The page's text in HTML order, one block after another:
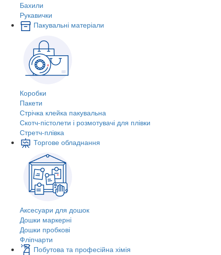
Бахили
Рукавички
Пакувальні матеріали
Коробки
Пакети
Стрічка клейка пакувальна
Скотч-пістолети і розмотувачі для плівки
Стретч-плівка
Торгове обладнання
Аксесуари для дошок
Дошки маркерні
Дошки пробкові
Фліпчарти
Побутова та професійна хімія